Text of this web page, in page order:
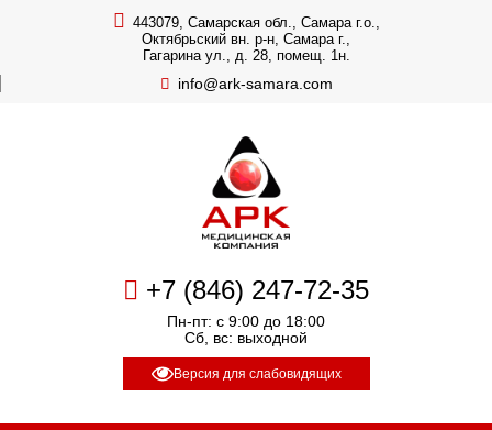
443079, Самарская обл., Самара г.о.,
Октябрьский вн. р-н, Самара г.,
Гагарина ул., д. 28, помещ. 1н.
info@ark-samara.com
+7 (846) 247-72-35
Пн-пт: с 9:00 до 18:00
Сб, вс: выходной
Версия для слабовидящих